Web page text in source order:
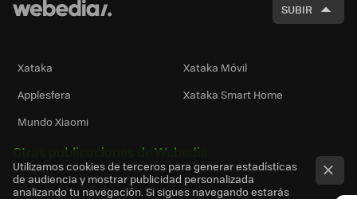
SUBIR
Xataka
Xataka Móvil
Applesfera
Xataka Smart Home
Mundo Xiaomi
Otras publicaciones de Webedia
Utilizamos cookies de terceros para generar estadísticas
de audiencia y mostrar publicidad personalizada
analizando tu navegación. Si sigues navegando estarás